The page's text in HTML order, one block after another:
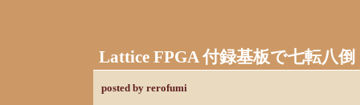
Lattice FPGA 付録基板で七転八倒
posted by rerofumi